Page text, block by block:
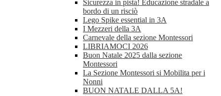
Sicurezza in pista! Educazione stradale a
bordo di un risciò
Lego Spike essential in 3A
I Mezzeri della 3A
Carnevale della sezione Montessori
LIBRIAMOCI 2026
Buon Natale 2025 dalla sezione
Montessori
La Sezione Montessori si Mobilita per i
Nonni
BUON NATALE DALLA 5A!